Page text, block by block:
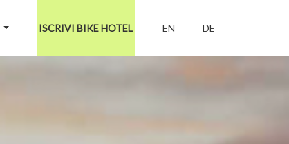
ISCRIVI BIKE HOTEL EN DE